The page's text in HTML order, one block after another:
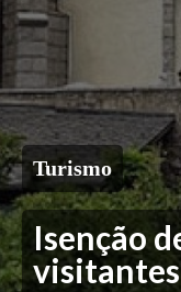
Turismo
Isenção
visitantes